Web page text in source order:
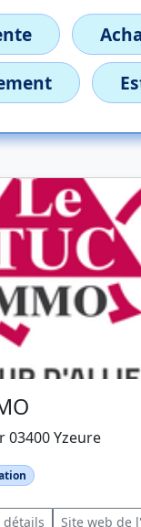
03400 Yzeure
détails Site web de